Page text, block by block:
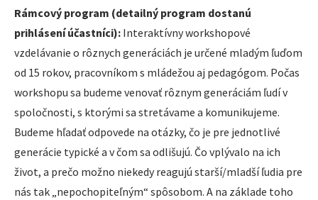
Rámcový program (detailný program dostanú
prihlásení účastníci): Interaktívny workshopové
vzdelávanie o rôznych generáciách je určené mladým ľuďom
od 15 rokov, pracovníkom s mládežou aj pedagógom. Počas
workshopu sa budeme venovať rôznym generáciám ľudí v
spoločnosti, s ktorými sa stretávame a komunikujeme.
Budeme hľadať odpovede na otázky, čo je pre jednotlivé
generácie typické a v čom sa odlišujú. Čo vplývalo na ich
život, a prečo možno niekedy reagujú starší/mladší ľudia pre
nás tak „nepochopiteľným“ spôsobom. A na základe toho